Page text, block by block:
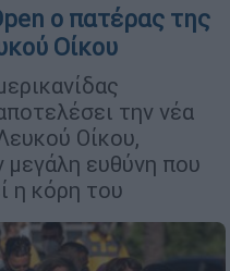
o πατέρας της
Οίκου
την νέα
Οίκου,
μεγάλη ευθύνη που
η κόρη του